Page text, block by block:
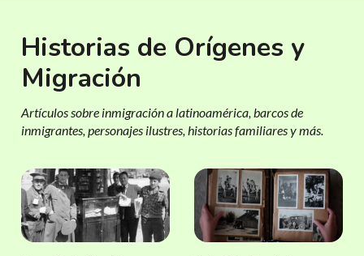
Historias de Orígenes y
Migración
Artículos sobre inmigración a latinoamérica, barcos de
inmigrantes, personajes ilustres, historias familiares y más.